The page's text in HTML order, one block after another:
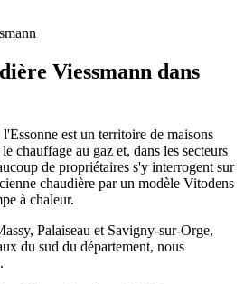
Viessmann dans
est un territoire de maisons
chauffage au gaz et, dans les secteurs
de propriétaires s'y interrogent sur
chaudière par un modèle Vitodens
à chaleur.
Palaiseau et Savigny-sur-Orge,
du sud du département, nous